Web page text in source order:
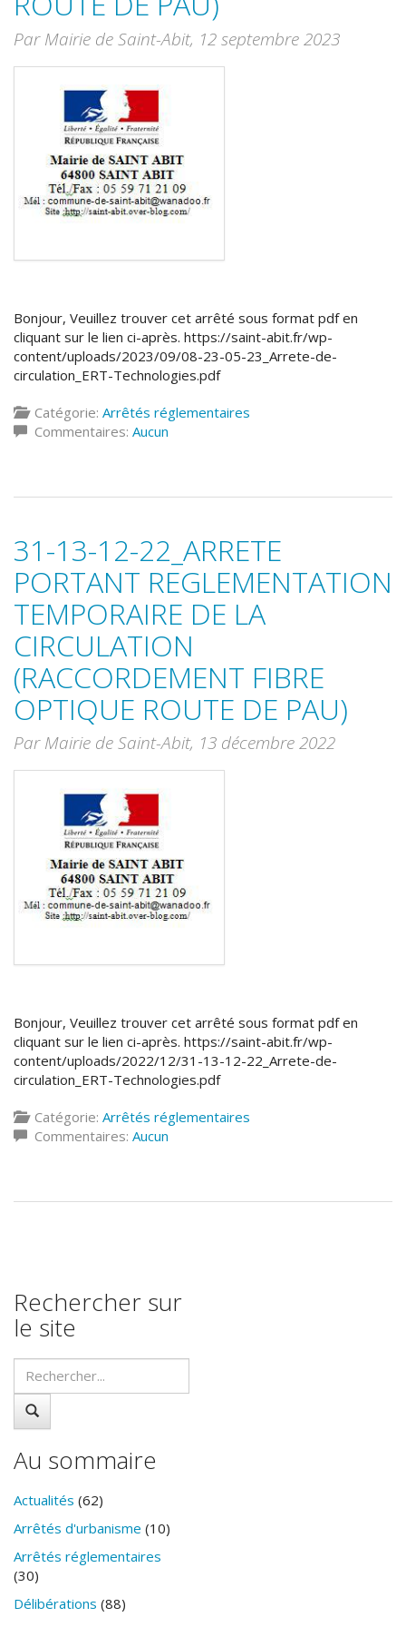
Par Mairie de Saint-Abit, 12 septembre 2023
Bonjour, Veuillez trouver cet arrêté sous format pdf en
cliquant sur le lien ci-après. https://saint-abit.fr/wp-
content/uploads/2023/09/08-23-05-23_Arrete-de-
circulation_ERT-Technologies.pdf
Catégorie: Arrêtés réglementaires
Commentaires: Aucun
31-13-12-22_ARRETE
PORTANT REGLEMENTATION
TEMPORAIRE DE LA
CIRCULATION
(RACCORDEMENT FIBRE
OPTIQUE ROUTE DE PAU)
Par Mairie de Saint-Abit, 13 décembre 2022
Bonjour, Veuillez trouver cet arrêté sous format pdf en
cliquant sur le lien ci-après. https://saint-abit.fr/wp-
content/uploads/2022/12/31-13-12-22_Arrete-de-
circulation_ERT-Technologies.pdf
Catégorie: Arrêtés réglementaires
Commentaires: Aucun
Rechercher sur
le site
Au sommaire
Actualités (62)
Arrêtés d'urbanisme (10)
Arrêtés réglementaires
(30)
Délibérations (88)